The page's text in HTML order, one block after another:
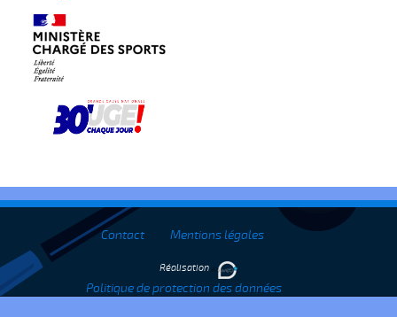
Contact Mentions légales
Politique de protection des données
Réalisation